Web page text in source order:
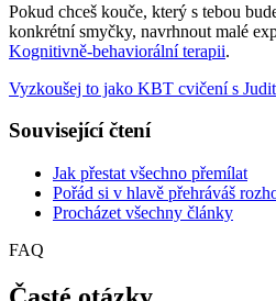
Pokud chceš kouče, který s tebou
konkrétní smyčky, navrhnout malé
Kognitivně-behaviorální terapii.
Vyzkoušej to jako KBT cvičení s
Související čtení
Jak přestat všechno přemílat
Pořád si v hlavě přehráváš
Procházet všechny články
FAQ